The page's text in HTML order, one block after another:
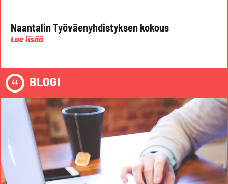
Naantalin Työväenyhdistyksen kokous
Lue lisää
BLOGI